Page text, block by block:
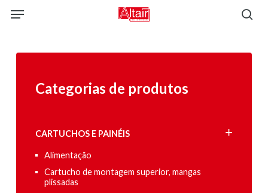
content
Menu
Categorias de produtos
CARTUCHOS E PAINÉIS
Alimentação
Cartucho de montagem superior, mangas
plissadas